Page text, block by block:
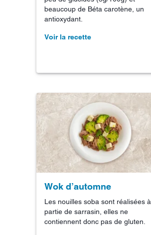
beaucoup de Béta carotène, un
antioxydant.
Voir la recette
Wok d’automne
Les nouilles soba sont réalisées à
partie de sarrasin, elles ne
contiennent donc pas de gluten.